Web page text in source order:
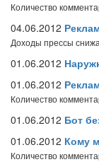
Количество
04.06.2012
Доходы прессы
01.06.2012
01.06.2012
Количество
01.06.2012 Бот
01.06.2012 Кому
Количество